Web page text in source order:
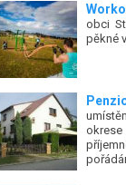
obci
pěkné